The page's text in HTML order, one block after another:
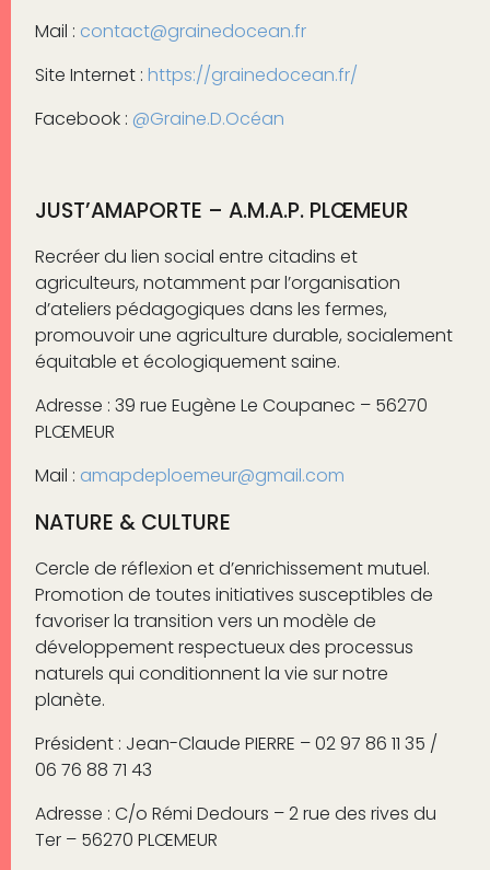
Mail : contact@grainedocean.fr
Site Internet : https://grainedocean.fr/
Facebook : @Graine.D.Océan
JUST’AMAPORTE – A.M.A.P. PLŒMEUR
Recréer du lien social entre citadins et
agriculteurs, notamment par l’organisation
d’ateliers pédagogiques dans les fermes,
promouvoir une agriculture durable, socialement
équitable et écologiquement saine.
Adresse : 39 rue Eugène Le Coupanec – 56270
PLŒMEUR
Mail : amapdeploemeur@gmail.com
NATURE & CULTURE
Cercle de réflexion et d’enrichissement mutuel.
Promotion de toutes initiatives susceptibles de
favoriser la transition vers un modèle de
développement respectueux des processus
naturels qui conditionnent la vie sur notre
planète.
Président : Jean-Claude PIERRE – 02 97 86 11 35 /
06 76 88 71 43
Adresse : C/o Rémi Dedours – 2 rue des rives du
Ter – 56270 PLŒMEUR